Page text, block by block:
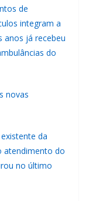
de
integram a
anos já recebeu
do
novas
da
atendimento do
no último